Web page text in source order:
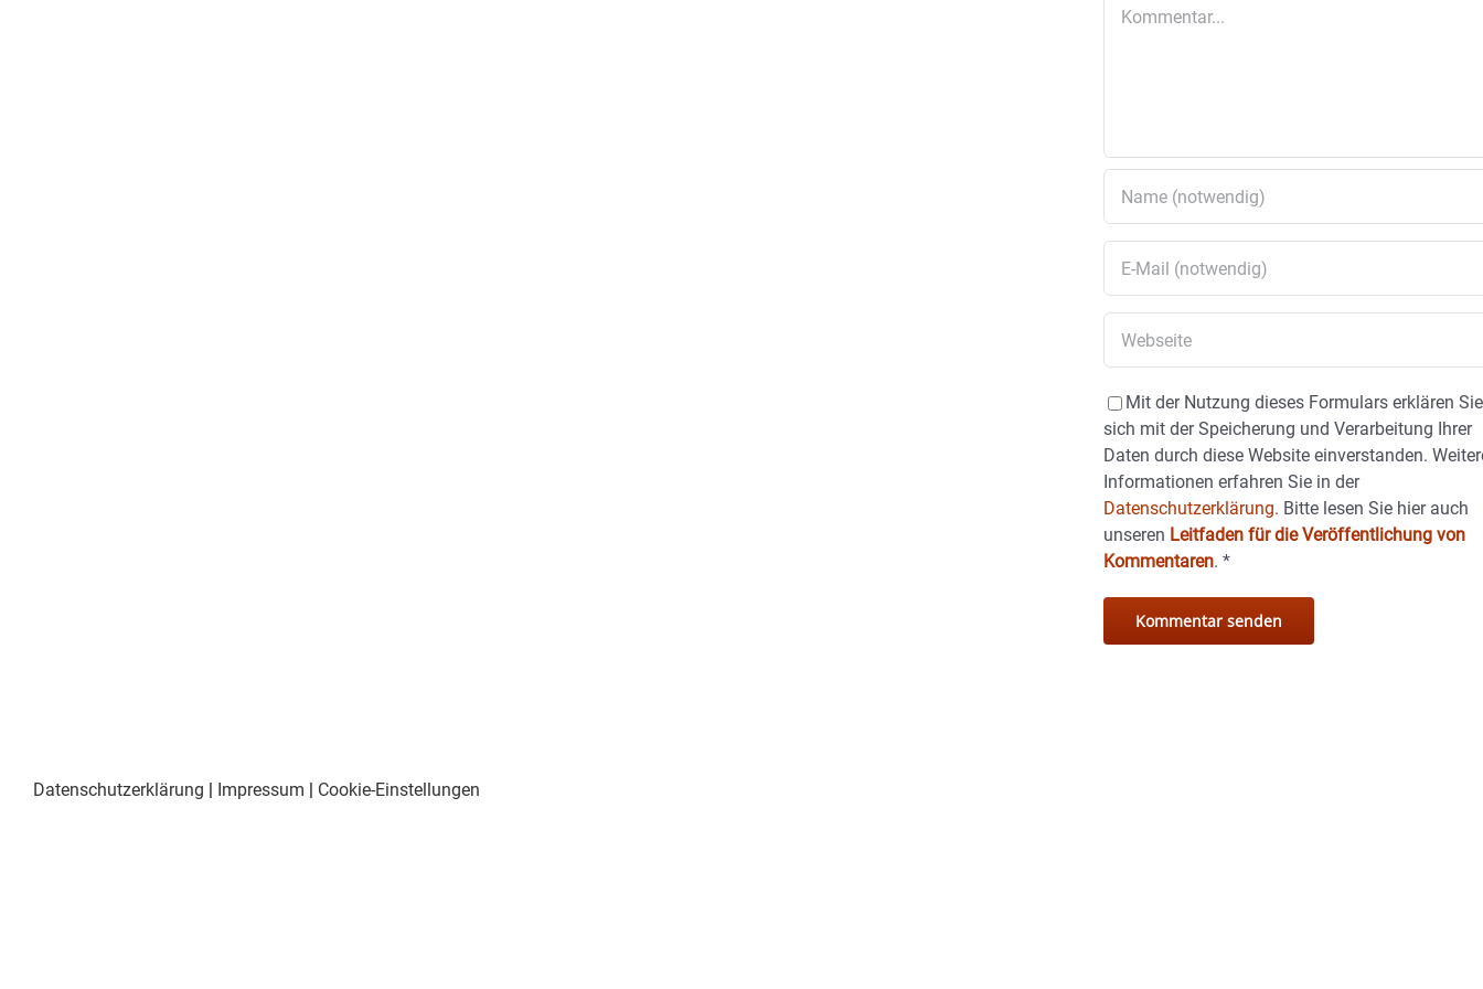
Mit der Nutzung dieses Formulars erklären Sie
sich mit der Speicherung und Verarbeitung Ihrer
Daten durch diese Website einverstanden.
Informationen erfahren Sie in der
Datenschutzerklärung. Bitte lesen Sie hier auch
unseren Leitfaden für die Veröffentlichung von
Kommentaren.*
Datenschutzerklärung | Impressum | Cookie-Einstellungen